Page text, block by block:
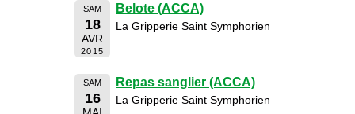
SAM
18
AVR
2015
Belote (ACCA)
La Gripperie Saint Symphorien
SAM
16
Repas sanglier (ACCA)
La Gripperie Saint Symphorien